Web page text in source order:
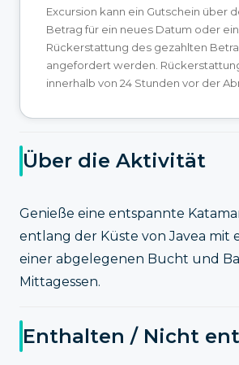
Excursion kann ein Gutschein über
Betrag für ein neues Datum oder
Rückerstattung des gezahlten
angefordert werden.
innerhalb von 24 Stunden vor der
Über die Aktivität
Genieße eine entspannte
entlang der Küste von Javea mit
einer abgelegenen Bucht und
Mittagessen.
Enthalten / Nicht